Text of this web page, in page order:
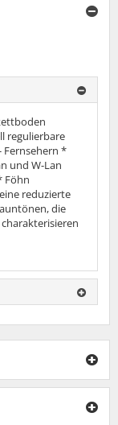
regulierbare
Fernsehern *
und W-Lan
Föhn
reduzierte
die